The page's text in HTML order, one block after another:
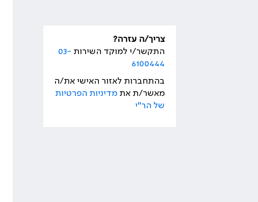
צריך/ה עזרה?
התקשר/י למוקד השירות 03-
6100444
בהתחברות לאזור האישי את/ה
מאשר/ת אתמדיניות הפרטיות
של הר"י